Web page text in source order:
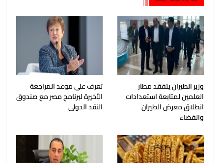
وزير الطيران يتفقد مطار
العلمين لمتابعة استعدادات
انطلاق معرض الطيران
والفضاء
تعرف على موعد المراجعة
الأخيرة لبرنامج مصر مع صندوق
النقد الدولي